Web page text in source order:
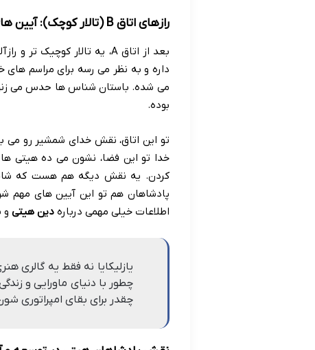
رازهای اتاق B (تالار کوچک): آیین های جهان زیرین
داره و به نظر می رسه برای مراسم
می شده. باستان شناس ها حدس می زنن
بوده.
تو این اتاق، نقش خدای شمشیر رو می
خدا تو این فضا، نشون می ده هیتی ها
کردن. یه نقش دیگه هم هست که
اطلاعات خیلی مهمی دربارهدین هیتی و
یازلیکایا نه فقط یه گالری
چطور با دنیای ماورایی و
چقدر برای بقای امپراتوری